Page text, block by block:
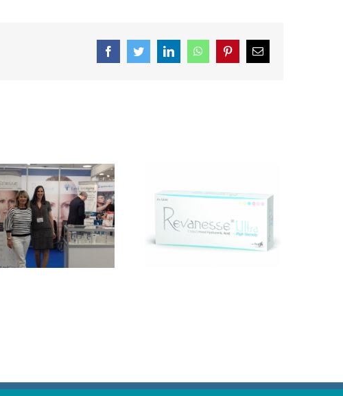
FacebookTwitterLinkedInWhatsAppPinterestCorreo
electrónico